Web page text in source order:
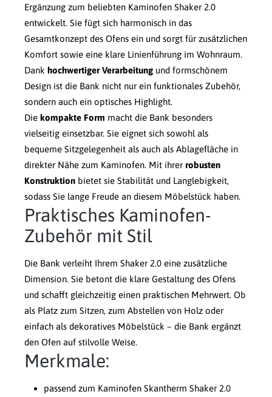
Ergänzung zum beliebten Kaminofen Shaker 2.0
entwickelt. Sie fügt sich harmonisch in das
Gesamtkonzept des Ofens ein und sorgt für zusätzlichen
Komfort sowie eine klare Linienführung im Wohnraum.
Dank hochwertiger Verarbeitung und formschönem
Design ist die Bank nicht nur ein funktionales Zubehör,
sondern auch ein optisches Highlight.
Die kompakte Form macht die Bank besonders
vielseitig einsetzbar. Sie eignet sich sowohl als
bequeme Sitzgelegenheit als auch als Ablagefläche in
direkter Nähe zum Kaminofen. Mit ihrer robusten
Konstruktion bietet sie Stabilität und Langlebigkeit,
sodass Sie lange Freude an diesem Möbelstück haben.
Praktisches Kaminofen-
Zubehör mit Stil
Die Bank verleiht Ihrem Shaker 2.0 eine zusätzliche
Dimension. Sie betont die klare Gestaltung des Ofens
und schafft gleichzeitig einen praktischen Mehrwert. Ob
als Platz zum Sitzen, zum Abstellen von Holz oder
einfach als dekoratives Möbelstück – die Bank ergänzt
den Ofen auf stilvolle Weise.
Merkmale:
passend zum Kaminofen Skantherm Shaker 2.0